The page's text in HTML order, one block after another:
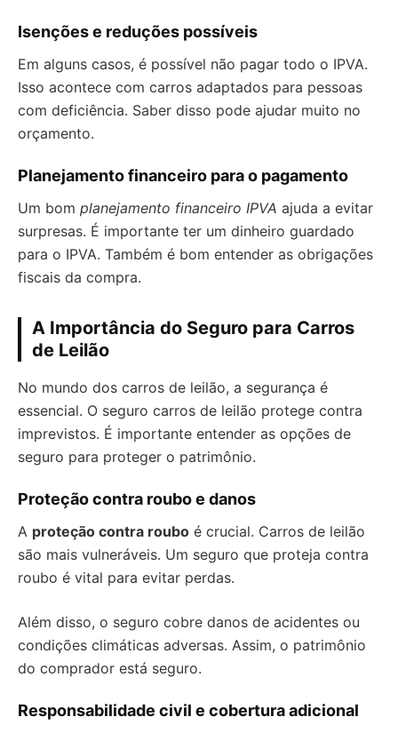
Isenções e reduções possíveis
Em alguns casos, é possível não pagar todo o IPVA.
Isso acontece com carros adaptados para pessoas
com deficiência. Saber disso pode ajudar muito no
orçamento.
Planejamento financeiro para o pagamento
Um bom planejamento financeiro IPVA ajuda a evitar
surpresas. É importante ter um dinheiro guardado
para o IPVA. Também é bom entender as obrigações
fiscais da compra.
A Importância do Seguro para Carros
de Leilão
No mundo dos carros de leilão, a segurança é
essencial. O seguro carros de leilão protege contra
imprevistos. É importante entender as opções de
seguro para proteger o patrimônio.
Proteção contra roubo e danos
A proteção contra roubo é crucial. Carros de leilão
são mais vulneráveis. Um seguro que proteja contra
roubo é vital para evitar perdas.
Além disso, o seguro cobre danos de acidentes ou
condições climáticas adversas. Assim, o patrimônio
do comprador está seguro.
Responsabilidade civil e cobertura adicional